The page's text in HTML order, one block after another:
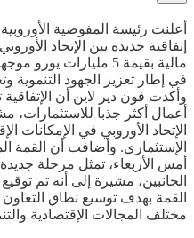
أعلنت رئيسة المفوضية
إتفاقية جديدة بين الإتحاد
مالية بقيمة 5 مليارات
في إطار تعزيز الجهود
وأكدت فون دير لاين أن
أعمال أكثر جذبا للاستثمارات،
الإتحاد الأوروبي في الإمكانات
الإستثماري. وأضافت أن القمة
أمس الأربعاء، تمثل مرحلة
الجانبين، مشيرة إلى أنه تم
القمة بهدف توسيع نطاق
مختلف المجالات الإقتصادية